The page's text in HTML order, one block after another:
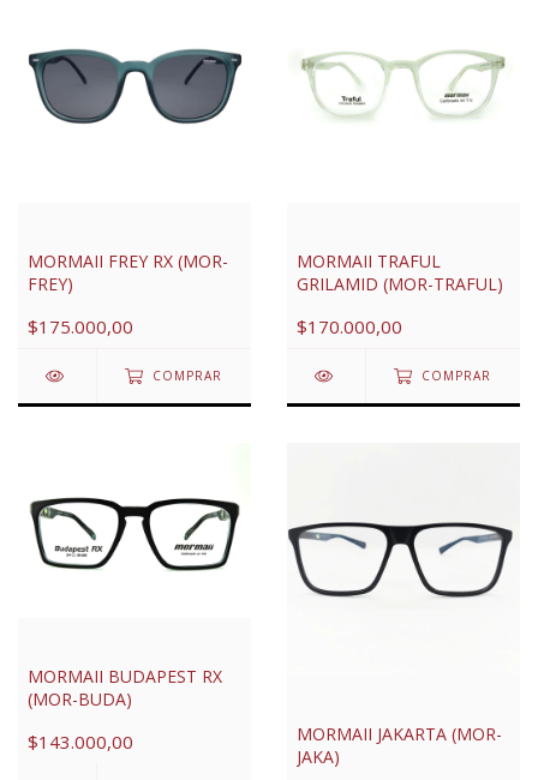
MORMAII FREY RX (MOR-
FREY)
$175.000,00
COMPRAR
MORMAII TRAFUL
GRILAMID (MOR-TRAFUL)
$170.000,00
COMPRAR
MORMAII BUDAPEST RX
(MOR-BUDA)
$143.000,00
MORMAII JAKARTA (MOR-
JAKA)